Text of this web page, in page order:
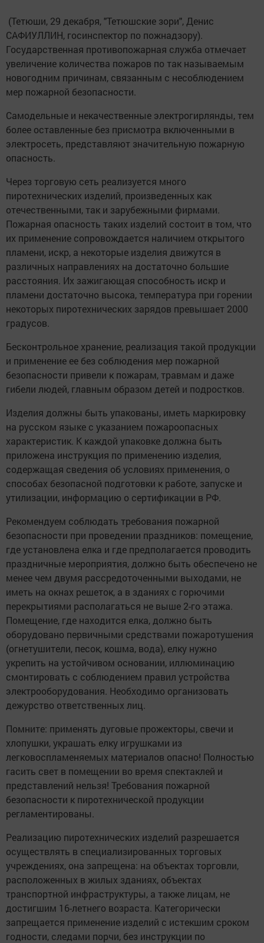
(Тетюши, 29 декабря, "Тетюшские зори", Денис
САФИУЛЛИН, госинспектор по пожнадзору).
Государственная противопожарная служба отмечает
увеличение количества пожаров по так называемым
новогодним причинам, связанным с несоблюдением
мер пожарной безопасности.
Самодельные и некачественные электрогирлянды, тем
более оставленные без присмотра включенными в
электросеть, представляют значительную пожарную
опасность.
Через торговую сеть реализуется много
пиротехнических изделий, произведенных как
отечественными, так и зарубежными фирмами.
Пожарная опасность таких изделий состоит в том, что
их применение сопровождается наличием открытого
пламени, искр, а некоторые изделия движутся в
различных направлениях на достаточно большие
расстояния. Их зажигающая способность искр и
пламени достаточно высока, температура при горении
некоторых пиротехнических зарядов превышает 2000
градусов.
Бесконтрольное хранение, реализация такой продукции
и применение ее без соблюдения мер пожарной
безопасности привели к пожарам, травмам и даже
гибели людей, главным образом детей и подростков.
Изделия должны быть упакованы, иметь маркировку
на русском языке с указанием пожароопасных
характеристик. К каждой упаковке должна быть
приложена инструкция по применению изделия,
содержащая сведения об условиях применения, о
способах без­опасной подготовки к работе, запуске и
утилизации, информацию о сертификации в РФ.
Рекомендуем соблюдать требования пожарной
безопасности при проведении праздников: помещение,
где установлена елка и где предполагается проводить
праздничные мероприятия, должно быть обеспечено не
менее чем двумя рассредоточенными выходами, не
иметь на окнах решеток, а в зданиях с горючими
перекрытиями располагаться не выше 2-го этажа.
Помещение, где находится елка, должно быть
оборудовано первичными средствами пожаротушения
(огнетушители, песок, кошма, вода), елку нужно
укрепить на устойчивом основании, иллюминацию
смонтировать с соблюдением правил устройства
электрооборудования. Необходимо организовать
дежурство ответственных лиц.
Помните: применять дуговые прожекторы, свечи и
хлопушки, украшать елку игрушками из
легковоспламеняемых материалов опасно! Полностью
гасить свет в помещении во время спектаклей и
представлений нельзя! Требования пожарной
безопасности к пиротехнической продукции
регламентированы.
Реализацию пиротехнических изделий разрешается
осуществлять в специализированных торговых
учреждениях, она запрещена: на объектах торговли,
расположенных в жилых зданиях, объектах
транспортной инф­раструктуры, а также лицам, не
достигшим 16-летнего возраста. Категорически
запрещается применение изделий с истекшим сроком
годности, следами порчи, без инструкции по